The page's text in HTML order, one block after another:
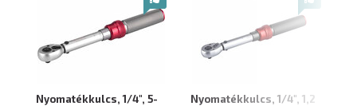
Nyomatékkulcs, 1/4", 5-
Nyomatékkulcs, 1/4", 1,2